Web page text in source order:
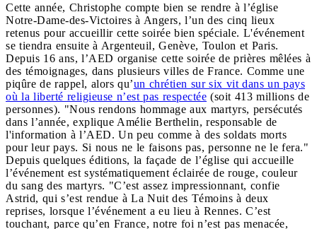
Cette année, Christophe compte bien se rendre à l’église
Notre-Dame-des-Victoires à Angers, l’un des cinq lieux
retenus pour accueillir cette soirée bien spéciale. L'événement
se tiendra ensuite à Argenteuil, Genève, Toulon et Paris.
Depuis 16 ans, l’AED organise cette soirée de prières mêlées à
des témoignages, dans plusieurs villes de France. Comme une
piqûre de rappel, alors qu’un chrétien sur six vit dans un pays
où la liberté religieuse n’est pas respectée (soit 413 millions de
personnes). "Nous rendons hommage aux martyrs, persécutés
dans l’année, explique Amélie Berthelin, responsable de
l'information à l’AED. Un peu comme à des soldats morts
pour leur pays. Si nous ne le faisons pas, personne ne le fera."
Depuis quelques éditions, la façade de l’église qui accueille
l’événement est systématiquement éclairée de rouge, couleur
du sang des martyrs. "C’est assez impressionnant, confie
Astrid, qui s’est rendue à La Nuit des Témoins à deux
reprises, lorsque l’événement a eu lieu à Rennes. C’est
touchant, parce qu’en France, notre foi n’est pas menacée,